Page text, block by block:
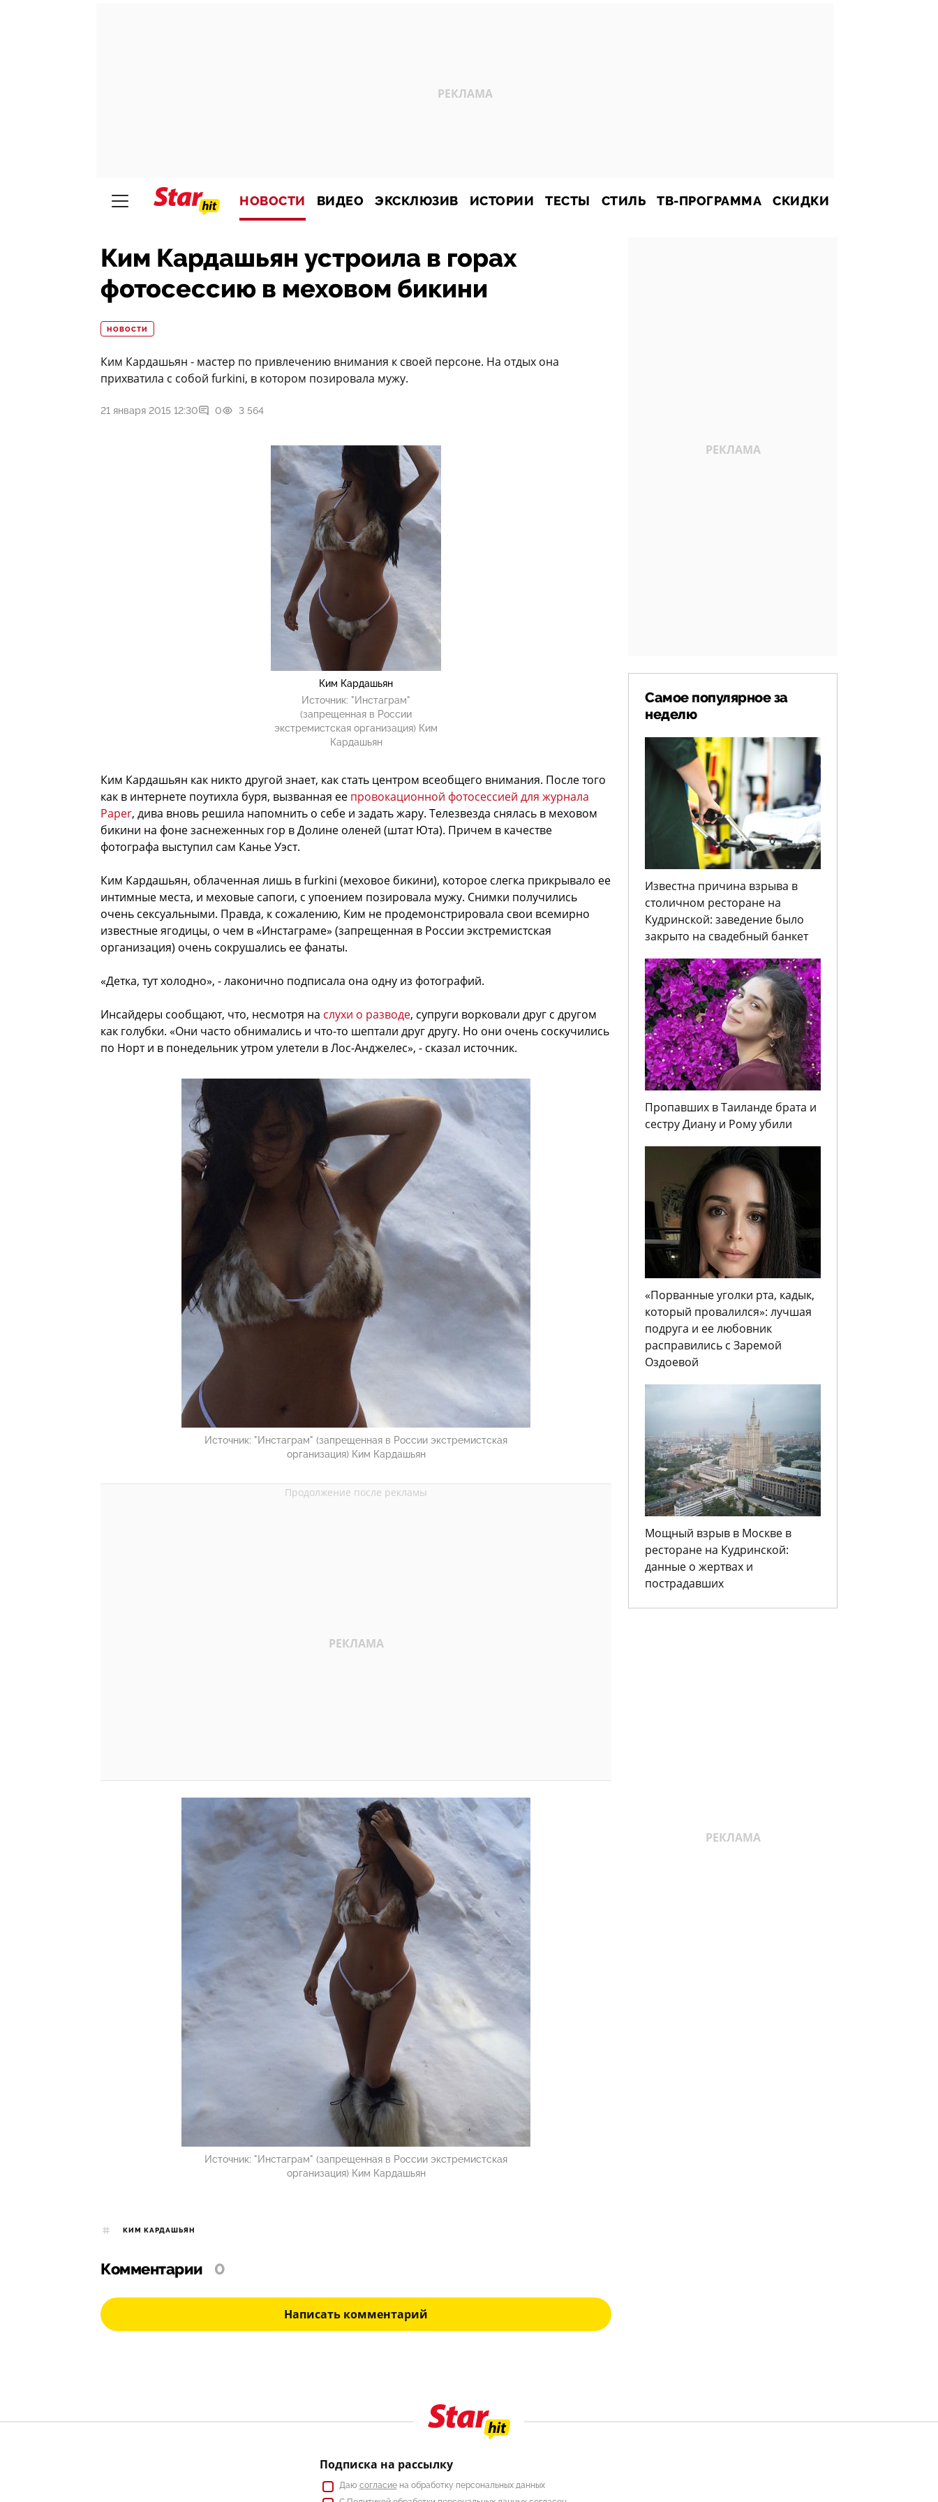
НОВОСТИ ВИДЕО ЭКСКЛЮЗИВ ИСТОРИИ ТЕСТЫ СТИЛЬ ТВ-ПРОГРАММА СКИДКИ
Ким Кардашьян устроила в горах
фотосессию в меховом бикини
НОВОСТИ
Ким Кардашьян - мастер по привлечению внимания к своей персоне. На отдых она
прихватила с собой furkini, в котором позировала мужу.
21 января 2015 12:30 0 3 564
Ким Кардашьян
Источник: "Инстаграм"
(запрещенная в России
экстремистская организация) Ким
Кардашьян
Ким Кардашьян как никто другой знает, как стать центром всеобщего внимания. После того
как в интернете поутихла буря, вызванная ее провокационной фотосессией для журнала
Paper, дива вновь решила напомнить о себе и задать жару. Телезвезда снялась в меховом
бикини на фоне заснеженных гор в Долине оленей (штат Юта). Причем в качестве
фотографа выступил сам Канье Уэст.
Ким Кардашьян, облаченная лишь в furkini (меховое бикини), которое слегка прикрывало ее
интимные места, и меховые сапоги, с упоением позировала мужу. Снимки получились
очень сексуальными. Правда, к сожалению, Ким не продемонстрировала свои всемирно
известные ягодицы, о чем в «Инстаграме» (запрещенная в России экстремистская
организация) очень сокрушались ее фанаты.
«Детка, тут холодно», - лаконично подписала она одну из фотографий.
Инсайдеры сообщают, что, несмотря на слухи о разводе, супруги ворковали друг с другом
как голубки. «Они часто обнимались и что-то шептали друг другу. Но они очень соскучились
по Норт и в понедельник утром улетели в Лос-Анджелес», - сказал источник.
Источник: "Инстаграм" (запрещенная в России экстремистская
организация) Ким Кардашьян
Источник: "Инстаграм" (запрещенная в России экстремистская
организация) Ким Кардашьян
КИМ КАРДАШЬЯН
Комментарии 0
Написать комментарий
Самое популярное за
неделю
Известна причина взрыва в
столичном ресторане на
Кудринской: заведение было
закрыто на свадебный банкет
Пропавших в Таиланде брата и
сестру Диану и Рому убили
«Порванные уголки рта, кадык,
который провалился»: лучшая
подруга и ее любовник
расправились с Заремой
Оздоевой
Мощный взрыв в Москве в
ресторане на Кудринской:
данные о жертвах и
пострадавших
Подписка на рассылку
Даю согласиена обработку персональных данных